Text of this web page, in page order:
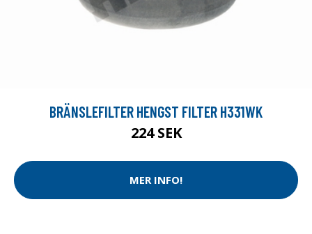
BRÄNSLEFILTER HENGST FILTER H331WK
224 SEK
MER INFO!